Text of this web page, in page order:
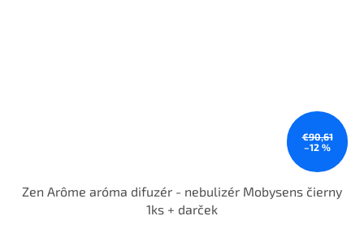
€90,61
–12 %
Zen Arôme aróma difuzér - nebulizér Mobysens čierny
1ks + darček